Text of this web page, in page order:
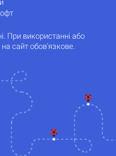
При використанні або
сайт обов'язкове.